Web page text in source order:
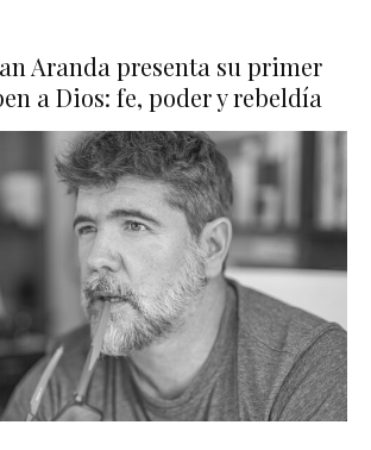
Aranda presenta su primer
a Dios: fe, poder y rebeldía